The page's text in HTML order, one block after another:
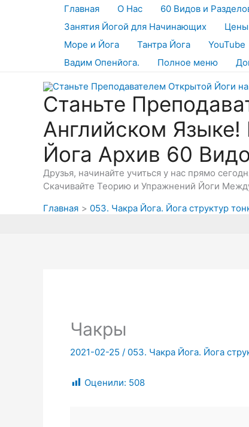
Главная О Нас 60 Видов и
Занятия Йогой для Начинающих
Цены
Море и Йога
Тантра Йога YouTube
Вадим Опенйога.
Полное меню
Станьте
Английском
Йога Архив 60
Друзья, начинайте учиться у нас прямо
Скачивайте Теорию и Упражнений Йоги
Главная
053. Чакра Йога. Йога структур
Чакры
2021-02-25 / 053. Чакра Йога. Йога
Оценили: 508